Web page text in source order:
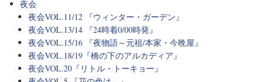
夜会
夜会VOL.11/12 『ウィンター・ガーデン』
夜会VOL.13/14 『24時着0/00時発』
夜会VOL.15/16 『夜物語～元祖/本家・今晩屋』
夜会VOL.18/19『橋の下のアルカディア』
夜会VOL.20『リトル・トーキョー』